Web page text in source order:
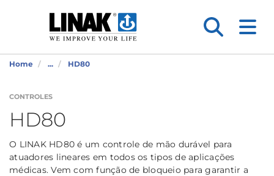
Home ... HD80
CONTROLES
HD80
O LINAK HD80 é um controle de mão durável para
atuadores lineares em todos os tipos de aplicações
médicas. Vem com função de bloqueio para garantir a